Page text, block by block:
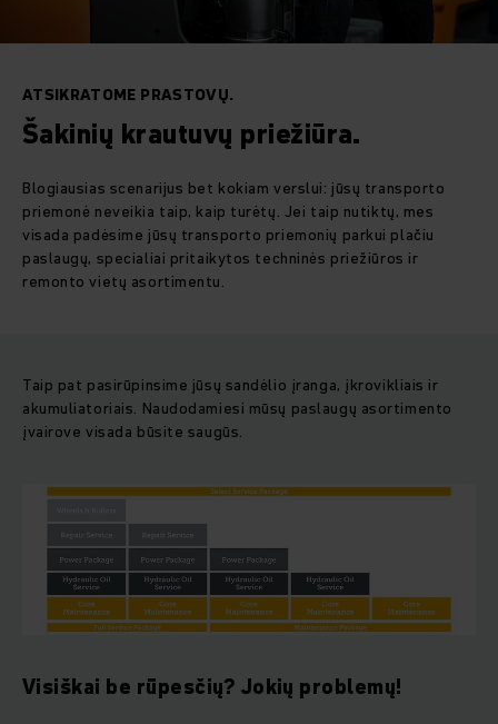
ATSIKRATOME PRASTOVŲ.
Šakinių krautuvų priežiūra.
Blogiausias scenarijus bet kokiam verslui: jūsų transporto
priemonė neveikia taip, kaip turėtų. Jei taip nutiktų, mes
visada padėsime jūsų transporto priemonių parkui plačiu
paslaugų, specialiai pritaikytos techninės priežiūros ir
remonto vietų asortimentu.
Taip pat pasirūpinsime jūsų sandėlio įranga, įkrovikliais ir
akumuliatoriais. Naudodamiesi mūsų paslaugų asortimento
įvairove visada būsite saugūs.
Visiškai be rūpesčių? Jokių problemų!